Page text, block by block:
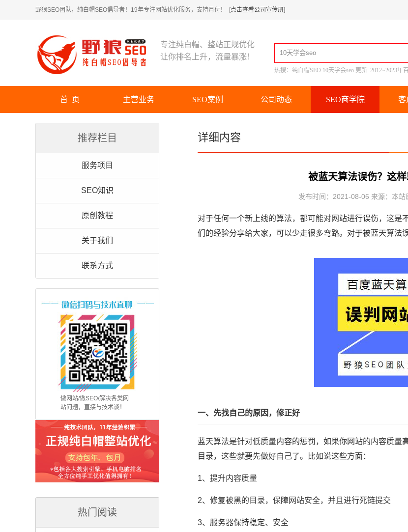
野狼SEO团队，纯白帽SEO倡导者！19年专注网站优化服务，支持月付！ [点击查看公司宣传册]
专注纯白帽、整站正规优化
让你排名上升，流量暴涨！
热搜： 纯白帽SEO 10天学会seo 更新 2012~2023年
首 页 主营业务 SEO案例 公司动态 SEO商学院 客
推荐栏目
服务项目
SEO知识
原创教程
关于我们
联系方式
做网站/做SEO/解决各类网
站问题，直接与技术谈！
热门阅读
详细内容
被蓝天算法误伤？这
发布时间：2021-08-06 来源：本站
对于任何一个新上线的算法，都可能对网站进行误伤，这
们的经验分享给大家，可以少走很多弯路。对于被蓝天算法
一、先找自己的原因，修正好
蓝天算法是针对低质量内容的惩罚，如果你网站的内容质
目录，这些就要先做好自己了。比如说这些方面：
1、提升内容质量
2、修复被黑的目录，保障网站安全，并且进行死链提交
3、服务器保持稳定、安全